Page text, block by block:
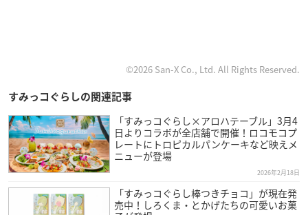
©2026 San-X Co., Ltd. All Rights Reserved.
すみっコぐらしの関連記事
「すみっコぐらし×アロハテーブル」3月4
日よりコラボが全店舗で開催！ロコモコプ
レートにトロピカルパンケーキなど映えメ
ニューが登場
2026年2月18日
「すみっコぐらし棒つきチョコ」が現在発
売中！しろくま・とかげたちの可愛いお菓